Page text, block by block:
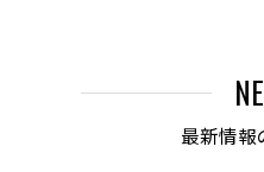
最新情報